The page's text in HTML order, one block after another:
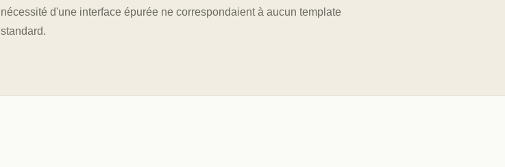
nécessité d'une interface épurée ne correspondaient à aucun template
standard.